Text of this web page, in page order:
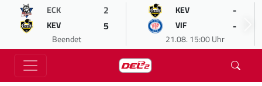
ECK 2
KEV 5
Beendet
KEV -
VIF -
21.08. 15:00 Uhr